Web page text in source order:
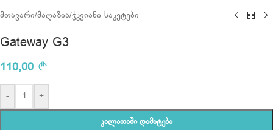
მთავარი/მაღაზია/ჭკვიანი საკეტები
Gateway G3
110,00
- +
ᲙᲐᲚᲐᲗᲐᲨᲘ ᲓᲐᲛᲐᲢᲔᲑᲐ